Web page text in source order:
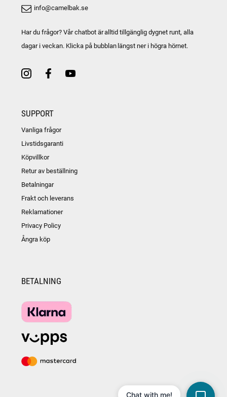
info@camelbak.se
Har du frågor? Vår chatbot är alltid tillgänglig dygnet runt, alla
dagar i veckan. Klicka på bubblan längst ner i högra hörnet.
SUPPORT
Vanliga frågor
Livstidsgaranti
Köpvillkor
Retur av beställning
Betalningar
Frakt och leverans
Reklamationer
Privacy Policy
Ångra köp
BETALNING
Chat with me!